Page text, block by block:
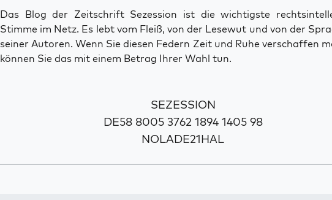
Das Blog der Zeitschrift Sezession ist die wichtigste
Stimme im Netz. Es lebt vom Fleiß, von der Lesewut und von der
seiner Autoren. Wenn Sie diesen Federn Zeit und Ruhe verschaffen
können Sie das mit einem Betrag Ihrer Wahl tun.
SEZESSION
DE58 8005 3762 1894 1405 98
NOLADE21HAL